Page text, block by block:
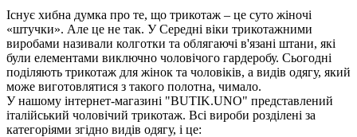
Існує хибна думка про те, що трикотаж – це суто жіночі
«штучки». Але це не так. У Середні віки трикотажними
виробами називали колготки та облягаючі в'язані штани, які
були елементами виключно чоловічого гардеробу. Сьогодні
поділяють трикотаж для жінок та чоловіків, а видів одягу, який
може виготовлятися з такого полотна, чимало.
У нашому інтернет-магазині "BUTIK.UNO" представлений
італійський чоловічий трикотаж. Всі вироби розділені за
категоріями згідно видів одягу, і це: